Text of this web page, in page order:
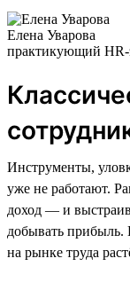
Елена Уварова
практикующий HR-
Инструменты,
уже не работают.
доход — и
добывать прибыль.
на рынке труда